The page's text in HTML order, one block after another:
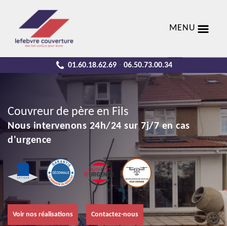
MENU
01.60.18.62.69 - 06.50.73.00.34
Couvreur de père en Fils
Nous intervenons 24h/24 sur 7j/7 en cas
d'urgence
Voir nos réalisations Contactez-nous